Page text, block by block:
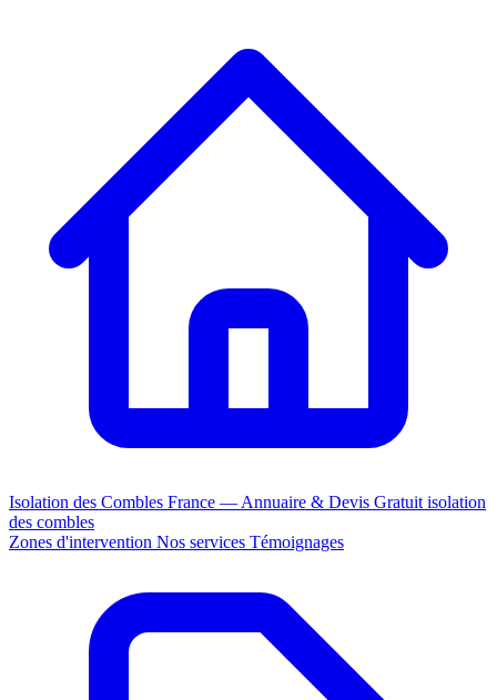
Isolation des Combles France — Annuaire & Devis Gratuit isolation
des combles
Zones d'intervention Nos services Témoignages